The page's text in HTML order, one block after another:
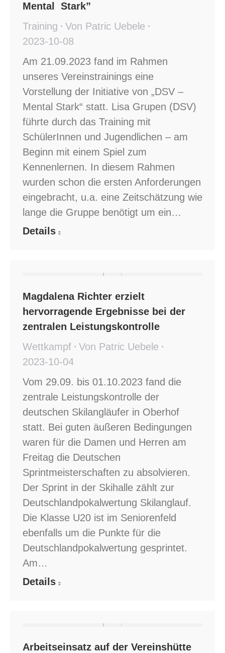
Mental Stark”
Training
Von Patric Uebele
2023-10-08
Am 21.09.2023 fand im Rahmen
unseres Vereinstrainings eine
Vorstellung der Initiative von „DSV –
Mental Stark“ statt. Lisa Grupen (DSV)
führte durch das Training mit
SchülerInnen und Jugendlichen – am
Beginn mit einem Spiel zum
Kennenlernen. In diesem Rahmen
wurden schon die ersten Anforderungen
eingebracht, u.a. eine Zeitschätzung wie
lange die Gruppe benötigt um ein…
Details
Magdalena Richter erzielt
hervorragende Ergebnisse bei der
zentralen Leistungskontrolle
Wettkampf
Von Patric Uebele
2023-10-04
Vom 29.09. bis 01.10.2023 fand die
zentrale Leistungskontrolle der
deutschen Skilangläufer in Oberhof
statt. Bei guten äußeren Bedingungen
waren für die Damen und Herren am
Freitag die Deutschen
Sprintmeisterschaften zu absolvieren.
Der Sprint in der Skihalle zählt zur
Deutschlandpokalwertung Skilanglauf.
Die Klasse U20 ist im Seniorenfeld
ebenfalls um die Punkte für die
Deutschlandpokalwertung gesprintet.
Am…
Details
Arbeitseinsatz auf der Vereinshütte